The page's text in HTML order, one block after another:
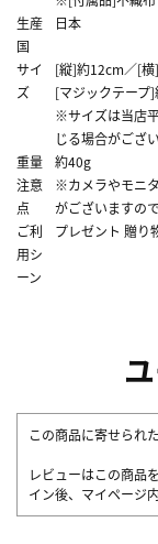
生産
国
日本
サイ
ズ
[縦]約12cm／[
[マジックテープ
※サイズは当店
じる場合がござ
重量
約40g
注意
点
※カメラやモニ
がございますの
ご利
用シ
ーン
プレゼント 贈り
この商品に寄せられ
レビューはこの商品
イン後、マイページ内